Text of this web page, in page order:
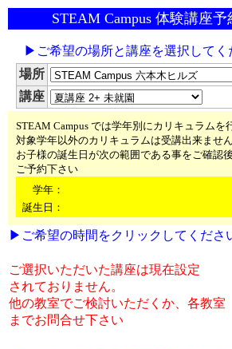
STEAM Campus 体験講座予
▶ご希望の場所と講座を選択してく
場所
講座
STEAM Campus では学年別にカリキュラムを
対象学年以外のカリキュラムは受講出来ません
お子様の誕生日が次の範囲である事をご確認後
ご予約下さい
学年：
誕生日：
▶ご希望の時間をクリックしてくださ
ご選択いただいた講座は現在設定
されておりません。
他の教室でご検討いただくか、各教室
までお問合せ下さい